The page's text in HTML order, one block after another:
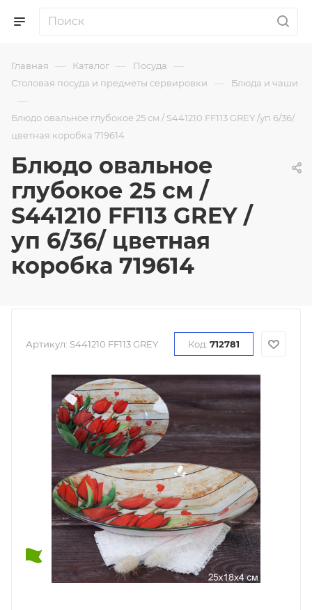
Главная — Каталог — Посуда —
Столовая посуда и предметы сервировки — Блюда и чаши
—
Блюдо овальное глубокое 25 см / S441210 FF113 GREY /уп 6/36/
цветная коробка 719614
Блюдо овальное
глубокое 25 см /
S441210 FF113 GREY /
уп 6/36/ цветная
коробка 719614
Артикул: S441210 FF113 GREY Код: 712781